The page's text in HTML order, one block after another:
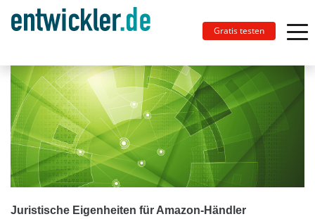
Gratis testen
Juristische Eigenheiten für Amazon-Händler